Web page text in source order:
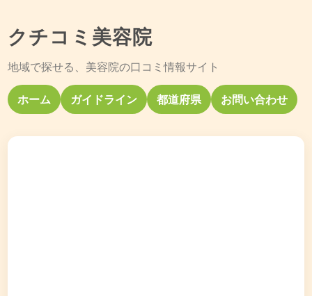
クチコミ美容院
地域で探せる、美容院の口コミ情報サイト
ホーム ガイドライン 都道府県 お問い合わせ